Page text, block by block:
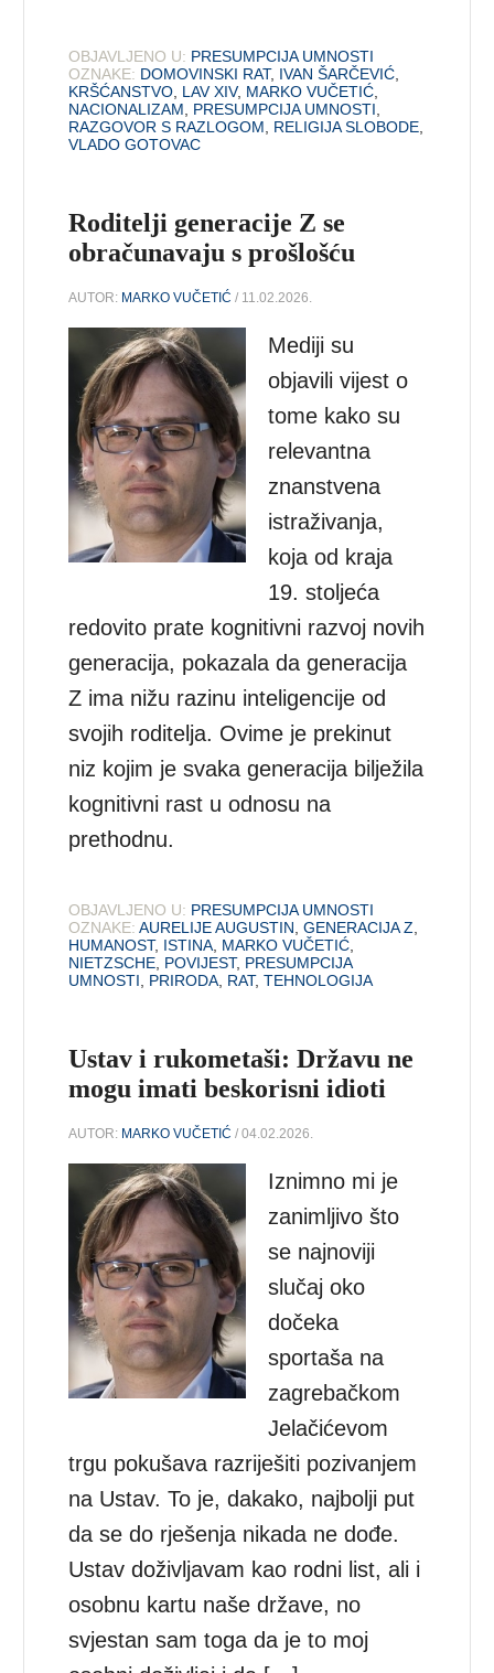
OBJAVLJENO U: PRESUMPCIJA UMNOSTI
OZNAKE: DOMOVINSKI RAT, IVAN ŠARČEVIĆ
KRŠĆANSTVO LAV XIV, MARKO VUČETIĆ
NACIONALIZAM
PRESUMPCIJA UMNOSTI
RAZGOVOR S RAZLOGOM
RELIGIJA SLOBODE
VLADO GOTOVAC
Roditelji generacije Z se
obračunavaju s prošlošću
AUTOR: MARKO VUČETIĆ / 11.02.2026.
Mediji su
objavili vijest o
tome kako su
relevantna
znanstvena
istraživanja,
koja od kraja
19. stoljeća
redovito prate kognitivni razvoj novih
generacija, pokazala da generacija
Z ima nižu razinu inteligencije od
svojih roditelja. Ovime je prekinut
niz kojim je svaka generacija bilježila
kognitivni rast u odnosu na
prethodnu.
OBJAVLJENO U: PRESUMPCIJA UMNOSTI
OZNAKE: AURELIJE AUGUSTIN ,GENERACIJA Z
HUMANOST, ISTINA MARKO VUČETIĆ
NIETZSCHE POVIJEST, PRESUMPCIJA
UMNOSTI
PRIRODA RAT,TEHNOLOGIJA
Ustav i rukometaši: Državu ne
mogu imati beskorisni idioti
AUTOR: MARKO VUČETIĆ / 04.02.2026.
Iznimno mi je
zanimljivo što
se najnoviji
slučaj oko
dočeka
sportaša na
zagrebačkom
Jelačićevom
trgu pokušava razriješiti pozivanjem
na Ustav. To je, dakako, najbolji put
da se do rješenja nikada ne dođe.
Ustav doživljavam kao rodni list, ali i
osobnu kartu naše države, no
svjestan sam toga da je to moj